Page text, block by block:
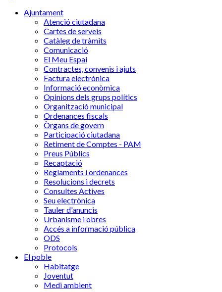
Ajuntament
Atenció ciutadana
Cartes de serveis
Catàleg de tràmits
Comunicació
El Meu Espai
Contractes, convenis i ajuts
Factura electrònica
Informació econòmica
Opinions dels grups polítics
Organització municipal
Ordenances fiscals
Òrgans de govern
Participació ciutadana
Retiment de Comptes - PAM
Preus Públics
Recaptació
Reglaments i ordenances
Resolucions i decrets
Consultes Actives
Seu electrònica
Tauler d'anuncis
Urbanisme i obres
Accés a informació pública
ODS
Protocols
El poble
Habitatge
Joventut
Medi ambient